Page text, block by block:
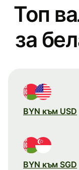
Топ
за
BYN към USD
BYN към SGD